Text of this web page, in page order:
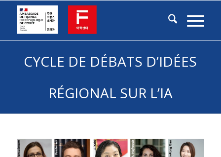
CYCLE DE DÉBATS D’IDÉES
RÉGIONAL SUR L’IA